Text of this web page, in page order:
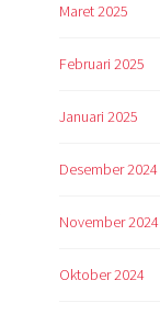
Maret 2025
Februari 2025
Januari 2025
Desember 2024
November 2024
Oktober 2024